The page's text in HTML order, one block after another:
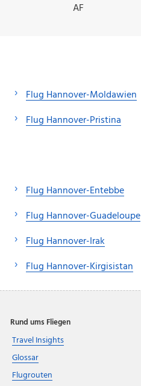
AF
Flug Hannover-Moldawien
Flug Hannover-Pristina
Flug Hannover-Entebbe
Flug Hannover-Guadeloupe
Flug Hannover-Irak
Flug Hannover-Kirgisistan